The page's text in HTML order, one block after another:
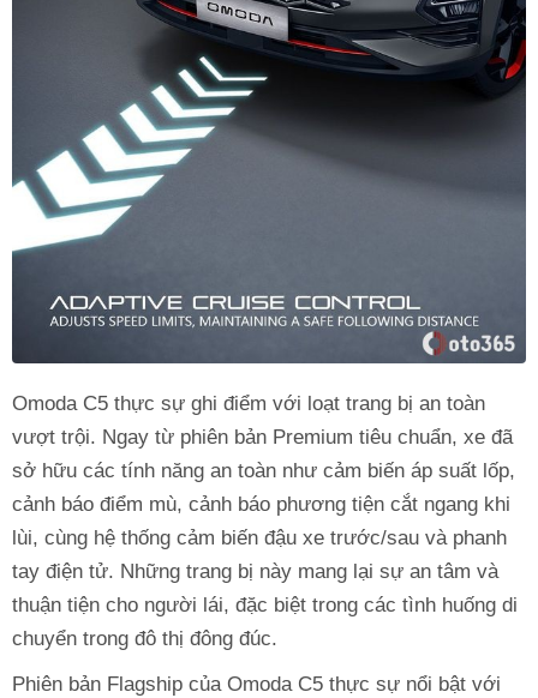
Omoda C5 thực sự ghi điểm với loạt trang bị an toàn
vượt trội. Ngay từ phiên bản Premium tiêu chuẩn, xe đã
sở hữu các tính năng an toàn như cảm biến áp suất lốp,
cảnh báo điểm mù, cảnh báo phương tiện cắt ngang khi
lùi, cùng hệ thống cảm biến đậu xe trước/sau và phanh
tay điện tử. Những trang bị này mang lại sự an tâm và
thuận tiện cho người lái, đặc biệt trong các tình huống di
chuyển trong đô thị đông đúc.
Phiên bản Flagship của Omoda C5 thực sự nổi bật với